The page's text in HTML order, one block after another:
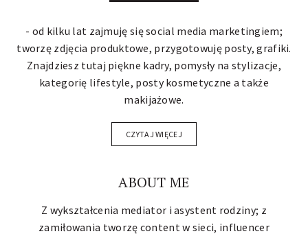
- od kilku lat zajmuję się social media marketingiem;
tworzę zdjęcia produktowe, przygotowuję posty, grafiki.
Znajdziesz tutaj piękne kadry, pomysły na stylizacje,
kategorię lifestyle, posty kosmetyczne a także
makijażowe.
CZYTAJ WIĘCEJ
ABOUT ME
Z wykształcenia mediator i asystent rodziny; z
zamiłowania tworzę content w sieci, influencer